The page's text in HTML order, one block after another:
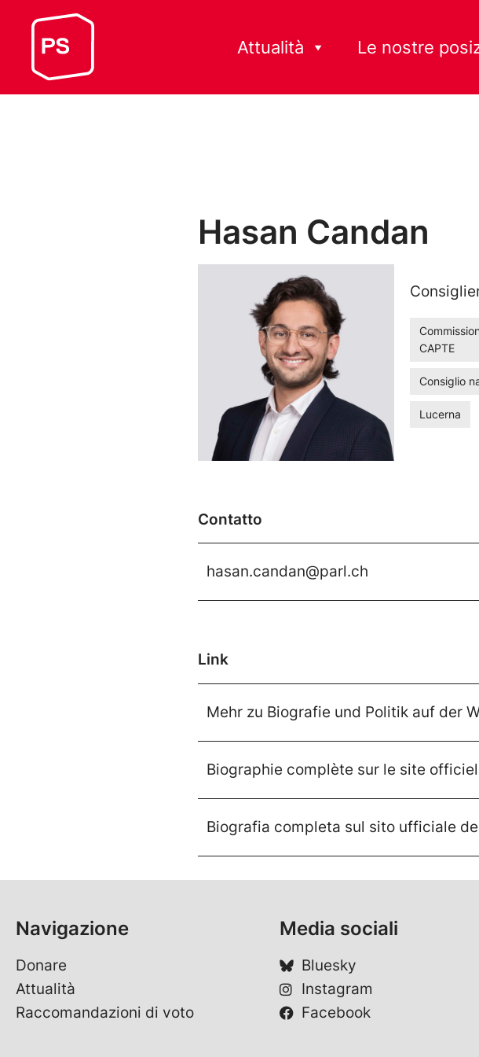
Attualità Le nostre
Hasan Candan
CAPTE
Consiglio
Lucerna
Contatto
hasan.candan@parl.ch
Link
Mehr zu Biografie und Politik auf der
Biographie complète sur le site
Biografia completa sul sito ufficiale
Navigazione
Donare
Attualità
Raccomandazioni di voto
Media sociali
Bluesky
Instagram
Facebook